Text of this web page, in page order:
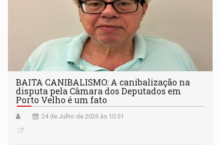
BAITA CANIBALISMO: A canibalização na
disputa pela Câmara dos Deputados em
Porto Velho é um fato
24 de Julho de 2026 às 10:51